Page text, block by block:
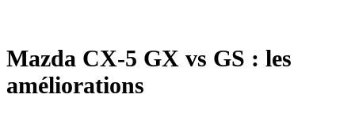
Mazda CX-5 GX vs GS : les
améliorations